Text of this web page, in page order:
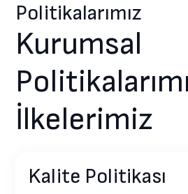
Politikalarımız
Kurumsal
İlkelerimiz
Kalite Politikası